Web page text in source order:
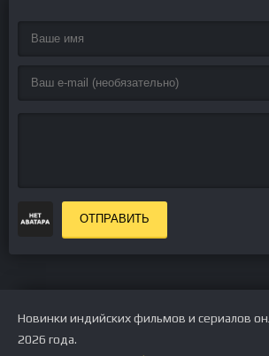
ОТПРАВИТЬ
Новинки индийских фильмов и сериалов
2026 года.